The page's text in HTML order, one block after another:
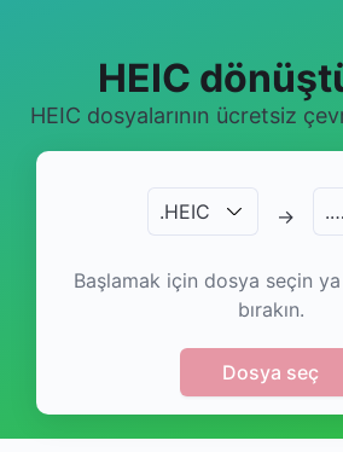
HEIC
HEIC dosyalarının ücretsiz
.HEIC → .…
Başlamak için dosya seçin
bırakın.
Dosya seç